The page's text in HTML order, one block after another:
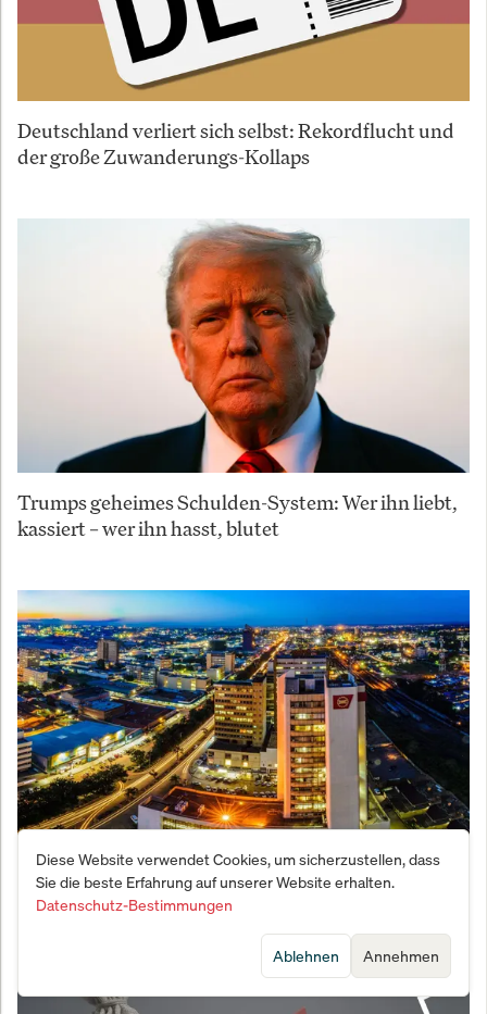
Deutschland verliert sich selbst: Rekordflucht und
der große Zuwanderungs-Kollaps
Trumps geheimes Schulden-System: Wer ihn liebt,
kassiert – wer ihn hasst, blutet
Zambias Schulden-Schachzug: Gläubiger schlagen
zurück
Diese Website verwendet Cookies, um sicherzustellen, dass
Sie die beste Erfahrung auf unserer Website erhalten.
Datenschutz-Bestimmungen
Annehmen
Ablehnen